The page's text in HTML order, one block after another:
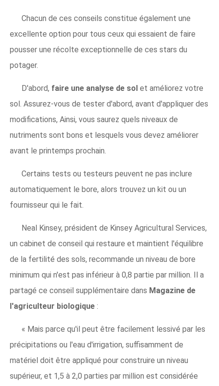
Chacun de ces conseils constitue également une
excellente option pour tous ceux qui essaient de faire
pousser une récolte exceptionnelle de ces stars du
potager.
D'abord, faire une analyse de sol et améliorez votre
sol. Assurez-vous de tester d'abord, avant d'appliquer des
modifications, Ainsi, vous saurez quels niveaux de
nutriments sont bons et lesquels vous devez améliorer
avant le printemps prochain.
Certains tests ou testeurs peuvent ne pas inclure
automatiquement le bore, alors trouvez un kit ou un
fournisseur qui le fait.
Neal Kinsey, président de Kinsey Agricultural Services,
un cabinet de conseil qui restaure et maintient l'équilibre
de la fertilité des sols, recommande un niveau de bore
minimum qui n'est pas inférieur à 0,8 partie par million. Il a
partagé ce conseil supplémentaire dans Magazine de
l'agriculteur biologique :
« Mais parce qu'il peut être facilement lessivé par les
précipitations ou l'eau d'irrigation, suffisamment de
matériel doit être appliqué pour construire un niveau
supérieur, et 1,5 à 2,0 parties par million est considérée